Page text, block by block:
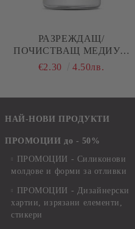
РАЗРЕЖДАЩ/
ПОЧИСТВАЩ МЕДИУМ
ЗА СОЛВЕНТНИ БОИ - 30
€2.30 4.50лв.
НАЙ-НОВИ ПРОДУКТИ
ПРОМОЦИИ до - 50%
ПРОМОЦИИ - Силиконови
молдове и форми за отливки
ПРОМОЦИИ - Дизайнерски
хартии, изрязани елементи,
стикери